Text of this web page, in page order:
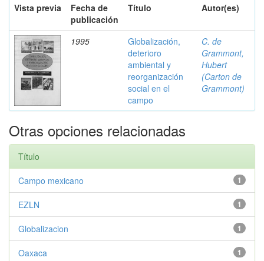
Vista previa
Fecha de
publicación
Título Autor(es)
1995
Globalización,
deterioro
ambiental y
reorganización
social en el
campo
C. de
Grammont,
Hubert
(Carton de
Grammont)
Otras opciones relacionadas
Título
1
Campo mexicano
1
EZLN
1
Globalizacion
1
Oaxaca